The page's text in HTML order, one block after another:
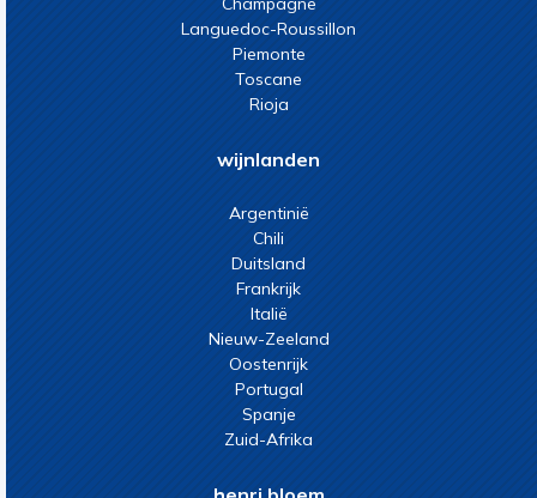
Languedoc-Roussillon
Piemonte
Toscane
Rioja
wijnlanden
Argentinië
Chili
Duitsland
Frankrijk
Italië
Nieuw-Zeeland
Oostenrijk
Portugal
Spanje
Zuid-Afrika